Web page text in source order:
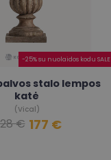
-25% su nuolaidos kodu SALE
stalo lempos
katė
(Vical)
€ 177 €